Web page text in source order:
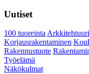
Uutiset
100 tuoreintaArkkitehtuuri
Korjausrakentaminen
Rakennustuote
Työelämä
Näkökulmat